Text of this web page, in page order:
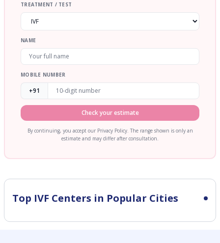
TREATMENT / TEST
NAME
MOBILE NUMBER
+91
Check your estimate
By continuing, you accept our Privacy Policy. The range shown is only an
estimate and may differ after consultation.
Top IVF Centers in Popular Cities